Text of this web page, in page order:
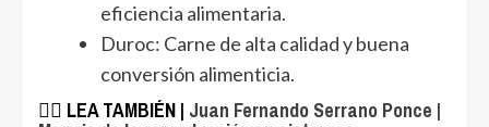
eficiencia alimentaria.
Duroc: Carne de alta calidad y buena
conversión alimenticia.
👉🏿 LEA TAMBIÉN | Juan Fernando Serrano Ponce |